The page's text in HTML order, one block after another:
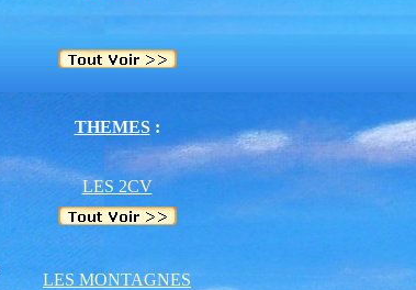
THEMES:
LES 2CV
LES MONTAGNES